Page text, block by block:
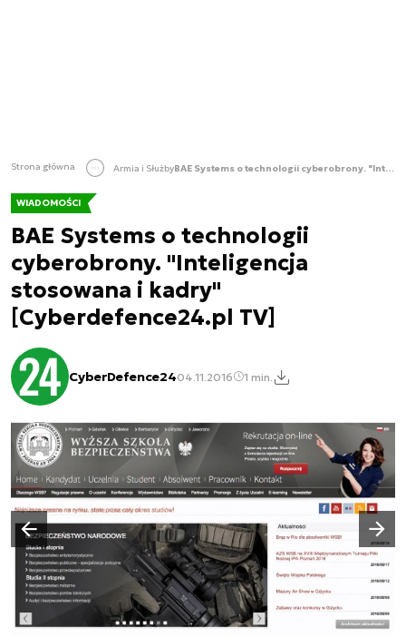
Strona główna Armia i Służby BAE Systems o technologii cyberobrony. "Inteligencja stosowana i kadry" [Cyberdefence24.pl TV]
WIADOMOŚCI
BAE Systems o technologii
cyberobrony. "Inteligencja
stosowana i kadry"
[Cyberdefence24.pl TV]
CyberDefence2404.11.2016 1 min.
Poprzedni slajd
Następny slajd